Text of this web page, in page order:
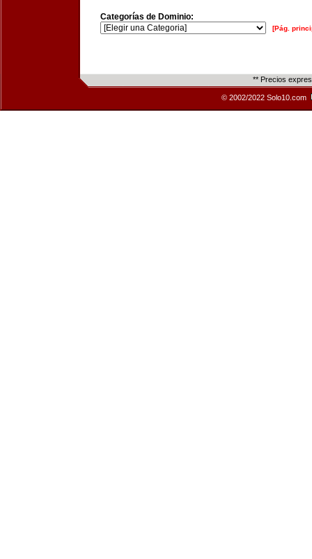
Categorías de Dominio:
[Pág.
** Precios
© 2002/2022 Solo10.com